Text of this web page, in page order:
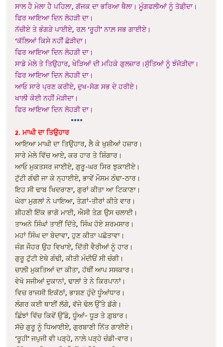
ਸਾਲ ਹੈ ਮੇਲਾ ਹੈ ਪਹਿਲਾ, ਗੱਜਕ ਦਾ ਭਰਿਆ ਥੈਲਾ। ਮੂੰਗਫਲੀਆਂ ਨੂੰ ਤੋਡ਼ੀਦਾ।
ਫਿਰ ਆਇਆ ਦਿਨ ਲੋਹੜੀ ਦਾ।
ਨੱਚੀਏ ਤੇ ਭੰਗੜੇ ਪਾਈਏ, ਰਲ਼ ‘ਰੂਹੀ’ ਨਾਲ਼ ਸਭ ਗਾਈਏ।
‘ਕੱਲਿਆਂ ਕਿਸੇ ਨਹੀਂ ਛੋੜੀਦਾ।
ਫਿਰ ਆਇਆ ਦਿਨ ਲੋਹੜੀ ਦਾ।
ਸਾਡੇ ਮੇਲੇ ਤੇ ਤਿਉਹਾਰ, ਖੇੜਿਆਂ ਦੀ ਮਹਿਕੇ ਗੁਲਜ਼ਾਰ।ਸੁੱਤਿਆਂ ਨੂੰ ਝੰਜੋੜੀਦਾ।
ਫਿਰ ਆਇਆ ਦਿਨ ਲੋਹੜੀ ਦਾ।
ਆਓ ਸਾਰੇ ਪ੍ਰਣ ਕਰੀਏ, ਦੁਖ-ਸੋਗ ਸਭ ਦੇ ਹਰੀਏ।
ਖਾਲੀ ਕੋਈ ਨਹੀਂ ਮੋੜੀਦਾ।
ਫਿਰ ਆਇਆ ਦਿਨ ਲੋਹੜੀ ਦਾ।
****
2. ਮਾਘੀ ਦਾ ਤਿਉਹਾਰ
ਆਇਆ ਮਾਘੀ ਦਾ ਤਿਉਹਾਰ, ਲੈ ਕੇ ਖੁਸ਼ੀਆਂ ਹਜ਼ਾਰ।
ਸਾਰੇ ਮੇਲੇ ਵਿੱਚ ਆਏ, ਕਰ ਹਾਰ ਤੇ ਸ਼ਿੰਗਾਰ।
ਆਓ ਮੁਕਤਸਰ ਜਾਈਏ, ਗੁਰੂ-ਘਰ ਸਿਰ ਝੁਕਾਈਏ।
ਟੁੱਟੀ ਗੰਢੀ ਜਾ ਕੇ ਨ੍ਹਾਈਏ, ਭਾਵੇਂ ਮੌਸਮ ਠੰਢਾ-ਠਾਰ।
ਇਹ ਸੀ ਢਾਬ ਖਿਦਰਾਣਾ, ਗੁਰਾਂ ਕੀਤਾ ਆ ਟਿਕਾਣਾ।
ਘੇਰਾ ਮੁਗਲਾਂ ਨੇ ਪਾਇਆ, ਤੇਗ਼ਾਂ-ਤੀਰਾਂ ਕੀਤੇ ਵਾਰ।
ਸ਼ੀਹਣੀ ਇੱਕ ਭਾਗੋ ਮਾਈ, ਐਸੀ ਤੇਗ਼ ਉਸ ਚਲਾਈ।
ਤਾਅਨੇ ਸਿੰਘਾਂ ਤਾਈਂ ਦਿੱਤੇ, ਸਿੰਘ ਹੋਏ ਸ਼ਰਮਸਾਰ।
ਮਹਾਂ ਸਿੰਘ ਦਾ ਬੇਦਾਵਾ, ਹੁਣ ਕੀਤਾ ਪਛੋਤਾਵਾ।
ਜੰਗ ਜੌਹਰ ਉਹ ਵਿਖਾਏ, ਦਿੱਤੀ ਵੈਰੀਆਂ ਨੂੰ ਹਾਰ।
ਗੁਰੂ ਟੁੱਟੀ ਏਥੇ ਗੰਢੀ, ਕੀਤੀ ਮੰਦੀਓਂ ਸੀ ਚੰਗੀ।
ਚਾਲ਼ੀ ਮੁਕਤਿਆਂ ਦਾ ਕੀਤਾ, ਹੱਥੀਂ ਆਪ ਸਸਕਾਰ।
ਵੇਖੋ ਸਜੀਆਂ ਦੁਕਾਨਾਂ, ਢਾਲਾਂ ਤੇ ਨੇ ਕਿਰਪਾਨਾਂ।
ਵਿਚ ਰਾਜਸੀ ਇਕੱਠਾਂ, ਭਾਸ਼ਣ ਹੁੰਦੇ ਧੂੰਆਂਧਾਰ।
ਲੰਗਰ ਕਈ ਥਾਈਂ ਲੱਗੇ, ਵੱਜੇ ਢੋਲ ਉੱਤੇ ਡੱਗੇ।
ਛਿੰਝਾਂ ਵਿੱਚ ਕਿਵੇਂ ਉੱਡੇ, ਧੂੰਆਂ- ਧੂੜ ਤੇ ਗ਼ੁਬਾਰ।
ਸੱਚੇ ਗੁਰੂ ਨੂੰ ਧਿਆਈਏ, ਗੁਰਬਾਣੀ ਨਿੱਤ ਗਾਈਏ।
‘ਰੂਹੀ’ ਜਪੁਜੀ ਵੀ ਪੜ੍ਹੇ, ਨਾਲ਼ੇ ਪੜ੍ਹੇ ਚੰਡੀ-ਵਾਰ।